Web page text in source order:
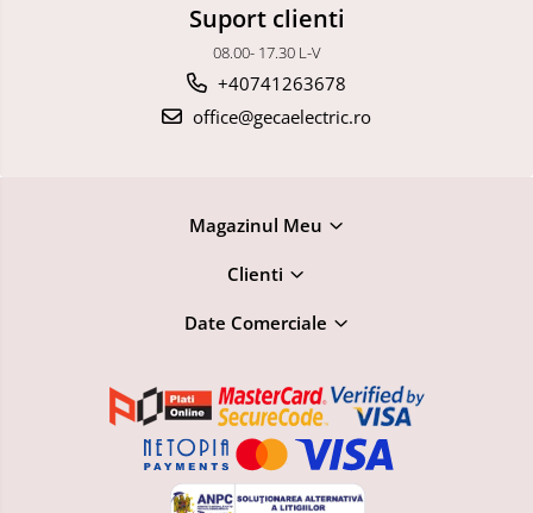
Suport clienti
08.00- 17.30 L-V
+40741263678
office@gecaelectric.ro
Magazinul Meu
Clienti
Date Comerciale